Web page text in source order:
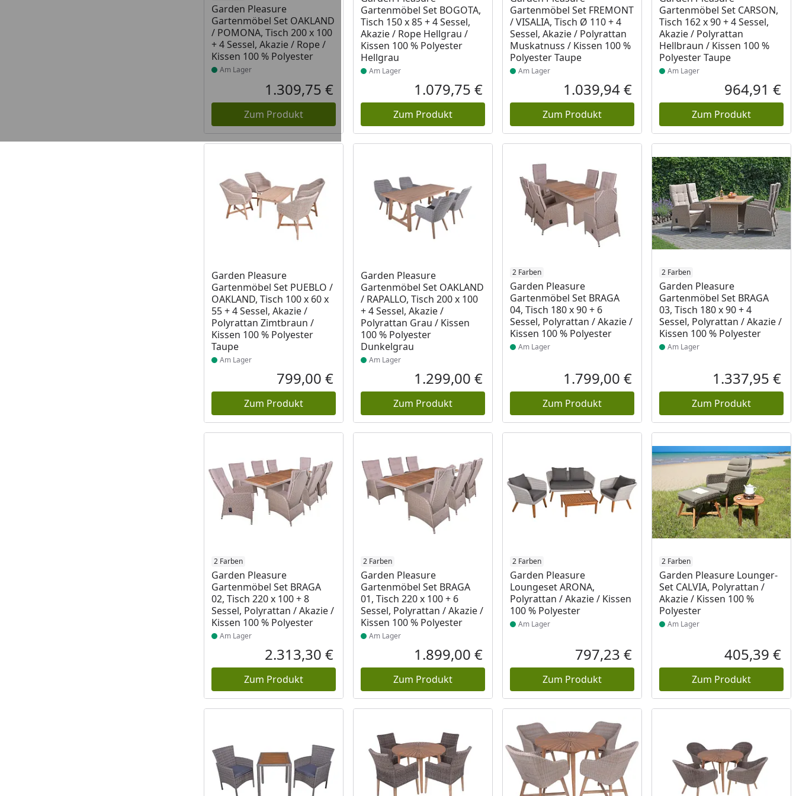
Garden Pleasure
Gartenmöbel Set OAKLAND
/ POMONA, Tisch 200 x 100
+ 4 Sessel, Akazie / Rope /
Kissen 100 % Polyester
Am Lager
Aktueller Preis
1.309,75 €
Zum Produkt
Gartenmöbel Set BOGOTA,
Tisch 150 x 85 + 4 Sessel,
Akazie / Rope Hellgrau /
Kissen 100 % Polyester
Hellgrau
Am Lager
Aktueller Preis
1.079,75 €
Zum Produkt
Gartenmöbel Set FREMONT
/ VISALIA, Tisch Ø 110 + 4
Sessel, Akazie / Polyrattan
Muskatnuss / Kissen 100 %
Polyester Taupe
Am Lager
Aktueller Preis
1.039,94 €
Zum Produkt
Gartenmöbel Set CARSON,
Tisch 162 x 90 + 4 Sessel,
Akazie / Polyrattan
Hellbraun / Kissen 100 %
Polyester Taupe
Am Lager
964,91 €
Zum Produkt
Garden Pleasure
Gartenmöbel Set PUEBLO /
OAKLAND, Tisch 100 x 60 x
55 + 4 Sessel, Akazie /
Polyrattan Zimtbraun /
Kissen 100 % Polyester
Taupe
Produkt am Lager
Am Lager
Aktueller Preis
799,00 €
Zum Produkt
Garden Pleasure
Gartenmöbel Set OAKLAND
/ RAPALLO, Tisch 200 x 100
+ 4 Sessel, Akazie /
Polyrattan Grau / Kissen
100 % Polyester
Dunkelgrau
Produkt am Lager
Am Lager
Aktueller Preis
1.299,00 €
Zum Produkt
2 Farben
Garden Pleasure
Gartenmöbel Set BRAGA
04, Tisch 180 x 90 + 6
Sessel, Polyrattan / Akazie /
Kissen 100 % Polyester
Produkt am Lager
Am Lager
Aktueller Preis
1.799,00 €
Zum Produkt
2 Farben
Garden Pleasure
Gartenmöbel Set BRAGA
03, Tisch 180 x 90 + 4
Sessel, Polyrattan / Akazie /
Kissen 100 % Polyester
Produkt am Lager
Am Lager
1.337,95 €
Zum Produkt
2 Farben
Garden Pleasure
Gartenmöbel Set BRAGA
02, Tisch 220 x 100 + 8
Sessel, Polyrattan / Akazie /
Kissen 100 % Polyester
Produkt am Lager
Am Lager
Aktueller Preis
2.313,30 €
Zum Produkt
2 Farben
Garden Pleasure
Gartenmöbel Set BRAGA
01, Tisch 220 x 100 + 6
Sessel, Polyrattan / Akazie /
Kissen 100 % Polyester
Produkt am Lager
Am Lager
Aktueller Preis
1.899,00 €
Zum Produkt
2 Farben
Garden Pleasure
Loungeset ARONA,
Polyrattan / Akazie / Kissen
100 % Polyester
Produkt am Lager
Am Lager
Aktueller Preis
797,23 €
Zum Produkt
2 Farben
Garden Pleasure Lounger-
Set CALVIA, Polyrattan /
Akazie / Kissen 100 %
Polyester
Produkt am Lager
Am Lager
405,39 €
Zum Produkt